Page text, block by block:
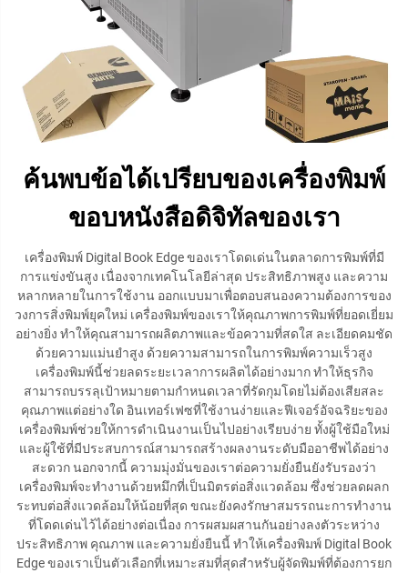
ค้นพบข้อได้เปรียบของเครื่องพิมพ์
ขอบหนังสือดิจิทัลของเรา
เครื่องพิมพ์ Digital Book Edge ของเราโดดเด่นในตลาดการพิมพ์ที่มี
การแข่งขันสูง เนื่องจากเทคโนโลยีล่าสุด ประสิทธิภาพสูง และความ
หลากหลายในการใช้งาน ออกแบบมาเพื่อตอบสนองความต้องการของ
วงการสิ่งพิมพ์ยุคใหม่ เครื่องพิมพ์ของเราให้คุณภาพการพิมพ์ที่ยอดเยี่ยม
อย่างยิ่ง ทำให้คุณสามารถผลิตภาพและข้อความที่สดใส ละเอียดคมชัด
ด้วยความแม่นยำสูง ด้วยความสามารถในการพิมพ์ความเร็วสูง
เครื่องพิมพ์นี้ช่วยลดระยะเวลาการผลิตได้อย่างมาก ทำให้ธุรกิจ
สามารถบรรลุเป้าหมายตามกำหนดเวลาที่รัดกุมโดยไม่ต้องเสียสละ
คุณภาพแต่อย่างใด อินเทอร์เฟซที่ใช้งานง่ายและฟีเจอร์อัจฉริยะของ
เครื่องพิมพ์ช่วยให้การดำเนินงานเป็นไปอย่างเรียบง่าย ทั้งผู้ใช้มือใหม่
และผู้ใช้ที่มีประสบการณ์สามารถสร้างผลงานระดับมืออาชีพได้อย่าง
สะดวก นอกจากนี้ ความมุ่งมั่นของเราต่อความยั่งยืนยังรับรองว่า
เครื่องพิมพ์จะทำงานด้วยหมึกที่เป็นมิตรต่อสิ่งแวดล้อม ซึ่งช่วยลดผลก
ระทบต่อสิ่งแวดล้อมให้น้อยที่สุด ขณะยังคงรักษาสมรรถนะการทำงาน
ที่โดดเด่นไว้ได้อย่างต่อเนื่อง การผสมผสานกันอย่างลงตัวระหว่าง
ประสิทธิภาพ คุณภาพ และความยั่งยืนนี้ ทำให้เครื่องพิมพ์ Digital Book
Edge ของเราเป็นตัวเลือกที่เหมาะสมที่สุดสำหรับผู้จัดพิมพ์ที่ต้องการยก